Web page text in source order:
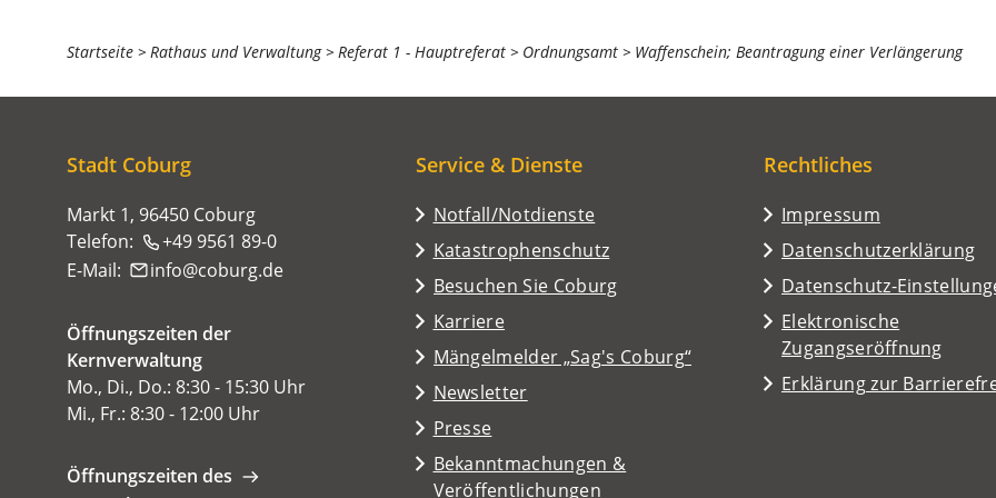
Sie
befinden
hier:
Startseite Rathaus und Verwaltung Referat 1 - Hauptreferat Ordnungsamt Waffenschein; Beantragung einer Verlängerung
Stadt Coburg
Markt 1, 96450 Coburg
Telefon:
+49 9561 89-0
E-Mail:
info coburg de
Öffnungszeiten der
Kernverwaltung
Mo., Di., Do.: 8:30 - 15:30 Uhr
Mi., Fr.: 8:30 - 12:00 Uhr
Öffnungszeiten des
Service & Dienste
Notfall/Notdienste
Katastrophenschutz
Besuchen Sie Coburg
(Öffnet
in
neuen
Tab)
Karriere
Mängelmelder „Sag's Coburg“
(Öffnet
in
neuen
Tab)
Newsletter
Presse
Bekanntmachungen &
Veröffentlichungen
Rechtliches
Impressum
Datenschutzerklärung
Datenschutz-
Elektronische
Zugangseröffnung
Erklärung zur